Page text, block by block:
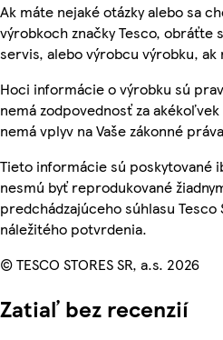
Ak máte nejaké otázky alebo sa
výrobkoch značky Tesco, obráťte
servis, alebo výrobcu výrobku, ak
Hoci informácie o výrobku sú
nemá zodpovednosť za
nemá vplyv na Vaše zákonné
Tieto informácie sú poskytované
nesmú byť reprodukované
predchádzajúceho súhlasu
náležitého potvrdenia.
© TESCO STORES SR, a.s. 2026
Zatiaľ bez recenzií